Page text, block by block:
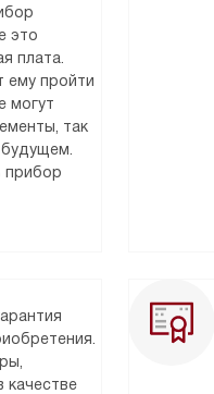
это
плата.
ему пройти
могут
так
прибор
качестве